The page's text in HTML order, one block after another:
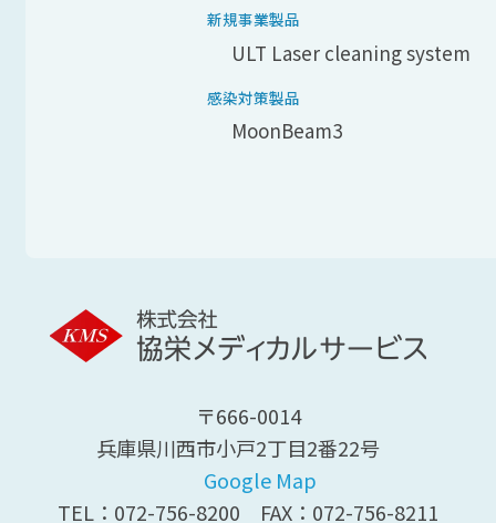
新規事業製品
ULT Laser cleaning system
感染対策製品
MoonBeam3
〒666-0014
兵庫県川西市小戸2丁目2番22号
Google Map
TEL： 072-756-8200 FAX：072-756-8211